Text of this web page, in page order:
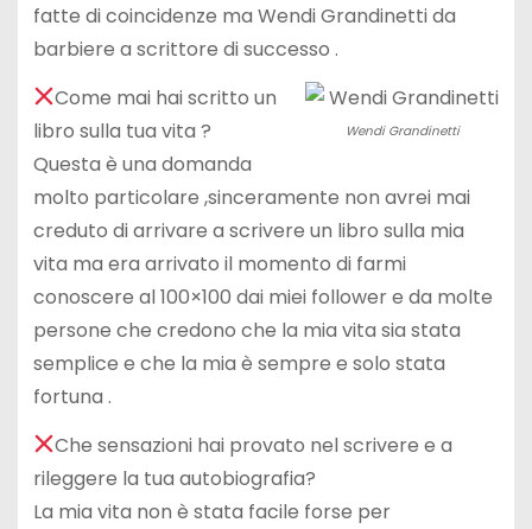
fatte di coincidenze ma Wendi Grandinetti da
barbiere a scrittore di successo .
Wendi Grandinetti
Come mai hai scritto un
libro sulla tua vita ?
Questa è una domanda
molto particolare ,sinceramente non avrei mai
creduto di arrivare a scrivere un libro sulla mia
vita ma era arrivato il momento di farmi
conoscere al 100×100 dai miei follower e da molte
persone che credono che la mia vita sia stata
semplice e che la mia è sempre e solo stata
fortuna .
Che sensazioni hai provato nel scrivere e a
rileggere la tua autobiografia?
La mia vita non è stata facile forse per